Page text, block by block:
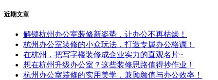
近期文章
解锁杭州办公室装修新姿势，让办公不再枯燥！
杭州办公室装修的小众玩法，打造专属办公格调！
在杭州，把写字楼装修成企业实力的直观名片~
想在杭州升级办公室？这些装修思路值得抄作业！
杭州办公室装修的实用美学，兼顾颜值与办公效率！